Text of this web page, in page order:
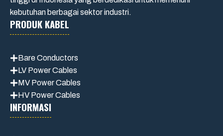
kebutuhan berbagai sektor industri.
PRODUK KABEL
Bare Conductors
LV Power Cables
MV Power Cables
HV Power Cables
INFORMASI